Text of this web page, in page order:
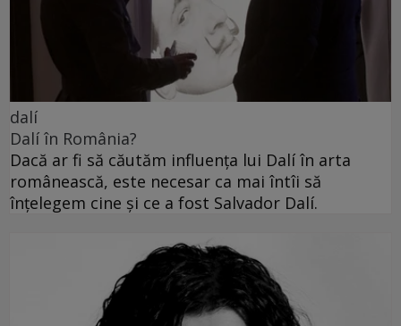
dalí
Dalí în România?
Dacă ar fi să căutăm influența lui Dalí în arta
românească, este necesar ca mai întîi să
înțelegem cine și ce a fost Salvador Dalí.